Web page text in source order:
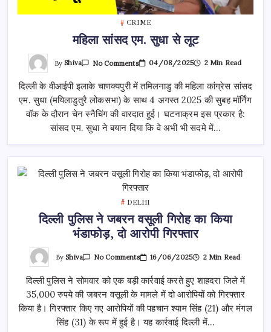
CRIME
महिला सांसद एम. सुधा से लूट
ByShiva No CommentsOn
एम.
से
लूट
04/08/2025 2 Min Read
दिल्ली के वीआईपी इलाके चाणक्यपुरी में तमिलनाडु की महिला कांग्रेस सांसद
एम. सुधा (मयिलाडुतुरै लोकसभा) के साथ 4 अगस्त 2025 की सुबह मॉर्निंग
वॉक के दौरान चेन स्नैचिंग की वारदात हुई। घटनाक्रम इस प्रकार है:
सांसद एम. सुधा ने बयान दिया कि वे अभी भी सदमे में…
DELHI
दिल्ली पुलिस ने जबरन वसूली गिरोह का किया
भंडाफोड़, दो आरोपी गिरफ्तार
ByShiva No CommentsOn
ने
वसूली
गिरोह
का
किया
भंडाफोड़,
16/06/2025 2 Min Read
दिल्ली पुलिस ने सोमवार को एक बड़ी कार्रवाई करते हुए शाहदरा जिले में
35,000 रुपये की जबरन वसूली के मामले में दो आरोपियों को गिरफ्तार
किया है। गिरफ्तार किए गए आरोपियों की पहचान श्याम सिंह (21) और मंगल
सिंह (31) के रूप में हुई है। यह कार्रवाई दिल्ली में…